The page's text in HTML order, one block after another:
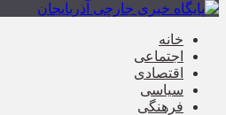
خانه
اجتماعی
اقتصادی
سیاسی
فرهنگی